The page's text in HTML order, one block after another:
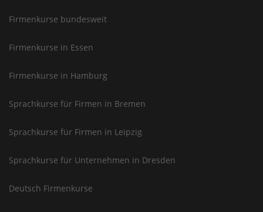
Firmenkurse bundesweit
Firmenkurse in Essen
Firmenkurse in Hamburg
Sprachkurse für Firmen in Bremen
Sprachkurse für Firmen in Leipzig
Sprachkurse für Unternehmen in Dresden
Deutsch Firmenkurse